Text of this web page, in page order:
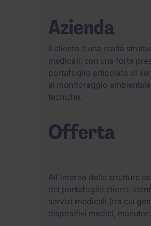
Azienda
Il cliente è una realtà
medicali, con una forte
portafoglio articolato di
al monitoraggio
tecniche.
Offerta
All'interno delle strutture
del portafoglio clienti,
servizi medicali (tra cui
dispositivi medici,